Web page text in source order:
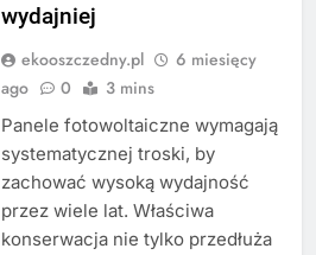
wydajniej
ekooszczedny.pl
6 miesięcy
ago
0 3 mins
Panele fotowoltaiczne wymagają
systematycznej troski, by
zachować wysoką wydajność
przez wiele lat. Właściwa
konserwacja nie tylko przedłuża